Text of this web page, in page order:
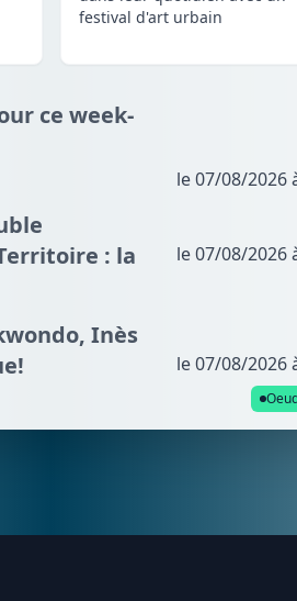
festival d'art urbain
ce week-
le 07/08/2026
: la
le 07/08/2026
Inès
le 07/08/2026